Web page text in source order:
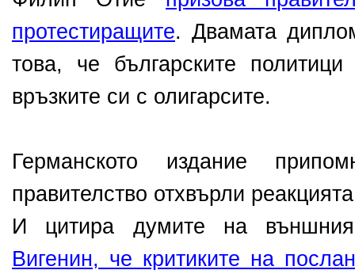
протестиращите. Двамата
това, че българските
връзките си с олигарсите.
Германското издание
правителство отхвърли
И цитира думите на
Вигенин, че критиките на